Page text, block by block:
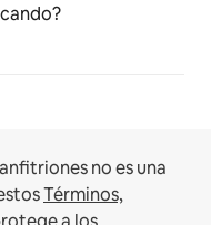
no es una
Términos,